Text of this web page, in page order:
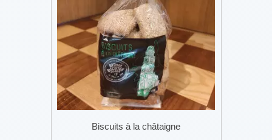
Biscuits à la châtaigne